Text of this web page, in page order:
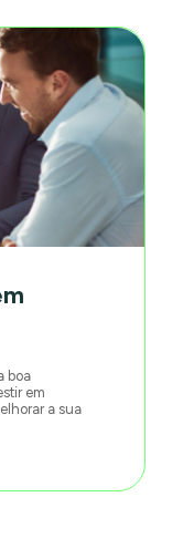
boa
em
a sua